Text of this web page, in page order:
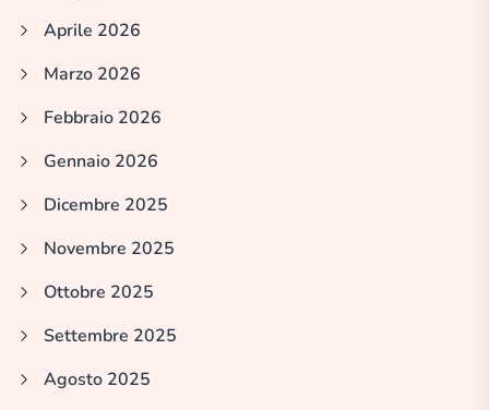
Aprile 2026
Marzo 2026
Febbraio 2026
Gennaio 2026
Dicembre 2025
Novembre 2025
Ottobre 2025
Settembre 2025
Agosto 2025